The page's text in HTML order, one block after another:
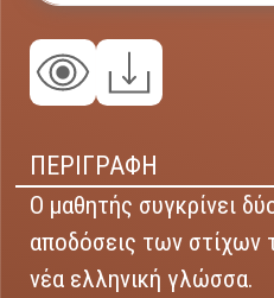
ΠΕΡΙΓΡΑΦΗ
Ο μαθητής συγκρίνει
αποδόσεις των στίχων
νέα ελληνική γλώσσα.